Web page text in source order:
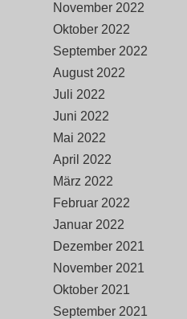
November 2022
Oktober 2022
September 2022
August 2022
Juli 2022
Juni 2022
Mai 2022
April 2022
März 2022
Februar 2022
Januar 2022
Dezember 2021
November 2021
Oktober 2021
September 2021